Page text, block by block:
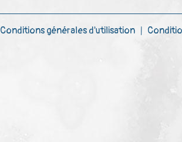
Conditions générales d'utilisation